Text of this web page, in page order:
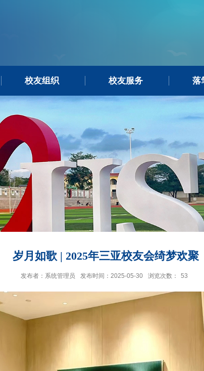
校友组织 校友服务 落
岁月如歌 | 2025年三亚校友会绮梦欢聚
发布者：系统管理员 发布时间：2025-05-30 浏览次数： 53